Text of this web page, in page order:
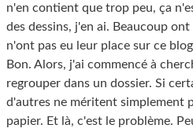
n'en contient que trop peu, ça
des dessins, j'en ai. Beaucoup
n'ont pas eu leur place sur ce
Bon. Alors, j'ai commencé à
regrouper dans un dossier. Si
d'autres ne méritent simplement
papier. Et là, c'est le problème.